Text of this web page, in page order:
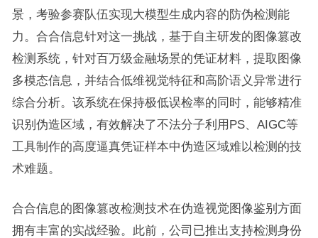
景，考验参赛队伍实现大模型生成内容的防伪检测能
力。合合信息针对这一挑战，基于自主研发的图像篡改
检测系统，针对百万级金融场景的凭证材料，提取图像
多模态信息，并结合低维视觉特征和高阶语义异常进行
综合分析。该系统在保持极低误检率的同时，能够精准
识别伪造区域，有效解决了不法分子利用PS、AIGC等
工具制作的高度逼真凭证样本中伪造区域难以检测的技
术难题。
合合信息的图像篡改检测技术在伪造视觉图像鉴别方面
拥有丰富的实战经验。此前，公司已推出支持检测身份